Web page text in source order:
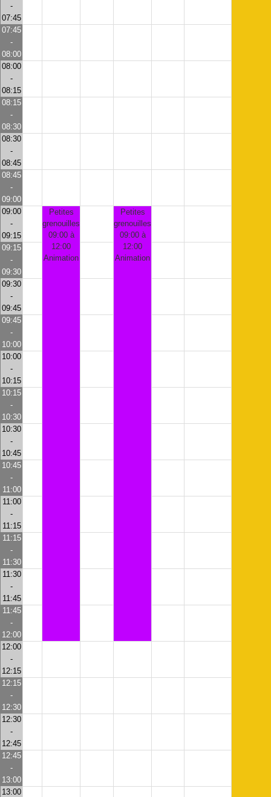
-
07:45
07:45
-
08:00
08:00
-
08:15
08:15
-
08:30
08:30
-
08:45
08:45
-
09:00
09:00
-
09:15
Petites
grenouilles
09:00 à
12:00
Animation
Petites
grenouilles
09:00 à
12:00
Animation
09:15
-
09:30
09:30
-
09:45
09:45
-
10:00
10:00
-
10:15
10:15
-
10:30
10:30
-
10:45
10:45
-
11:00
11:00
-
11:15
11:15
-
11:30
11:30
-
11:45
11:45
-
12:00
12:00
-
12:15
12:15
-
12:30
12:30
-
12:45
12:45
-
13:00
13:00